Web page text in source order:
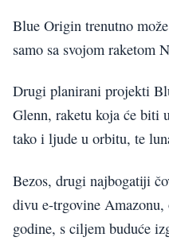
Blue Origin trenutno
samo sa svojom raketom
Drugi planirani projekti
Glenn, raketu koja će biti
tako i ljude u orbitu, te
Bezos, drugi najbogatiji
divu e-trgovine
godine, s ciljem buduće